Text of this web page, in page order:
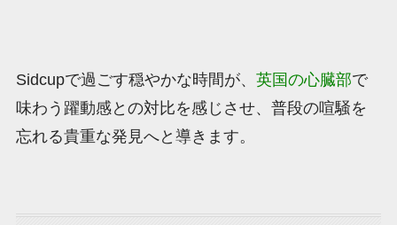
Sidcupで過ごす穏やかな時間が、 英国の心臓部で
味わう躍動感との対比を感じさせ、普段の喧騒を
忘れる貴重な発見へと導きます。